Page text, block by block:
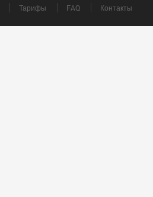
Тарифы FAQ Контакты